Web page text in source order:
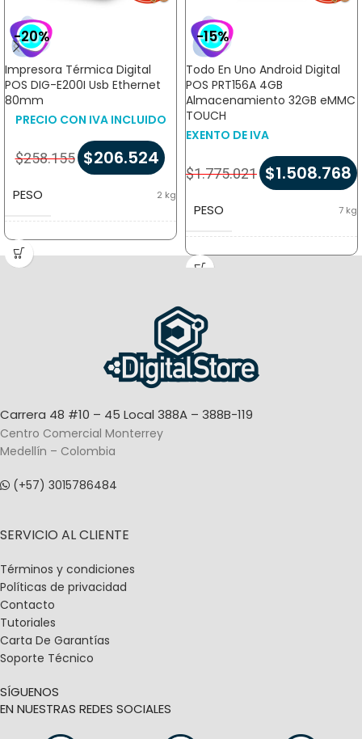
-20%
Impresora Térmica Digital
POS DIG-E200I Usb Ethernet
80mm
PRECIO CON IVA INCLUIDO
$258.155 $206.524
PESO 2 kg
DIMENSIONES
-15%
Todo En Uno Android Digital
POS PRT156A 4GB
Almacenamiento 32GB eMMC
TOUCH
EXENTO DE IVA
$1.775.021 $1.508.768
PESO 7 kg
DIMENSIONES
MARCA
SISTEMA OPERATIVO
Carrera 48 #10 – 45 Local 388A – 388B-119
Centro Comercial Monterrey
Medellín – Colombia
(+57) 3015786484
SERVICIO AL CLIENTE
Términos y condiciones
Políticas de privacidad
Contacto
Tutoriales
Carta De Garantías
Soporte Técnico
SÍGUENOS
EN NUESTRAS REDES SOCIALES